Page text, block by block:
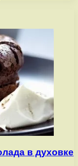
в духовке